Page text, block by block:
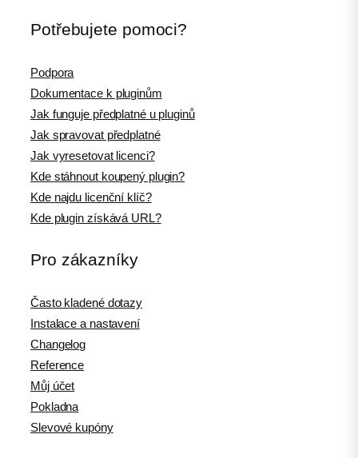
Potřebujete pomoci?
Podpora
Dokumentace k pluginům
Jak funguje předplatné u pluginů
Jak spravovat předplatné
Jak vyresetovat licenci?
Kde stáhnout koupený plugin?
Kde najdu licenční klíč?
Kde plugin získává URL?
Pro zákazníky
Často kladené dotazy
Instalace a nastavení
Changelog
Reference
Můj účet
Pokladna
Slevové kupóny